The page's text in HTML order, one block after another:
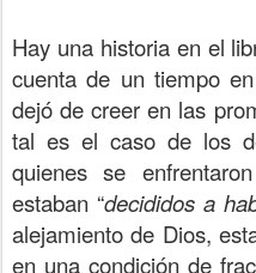
Hay una historia en el
cuenta de un tiempo
dejó de creer en las
tal es el caso de los
quienes se
estaban “decididos a
alejamiento de Dios,
en una condición de